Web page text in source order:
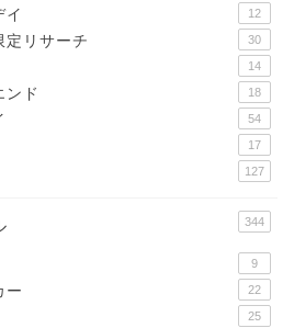
イ 12
定リサーチ 30
14
ンド 18
54
17
127
344
9
ー 22
25